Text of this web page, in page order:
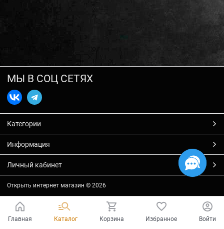
МЫ В СОЦ СЕТЯХ
Категории
Информация
Личный кабинет
Открыть интернет магазин © 2026
Главная Каталог Корзина Избранное Войти